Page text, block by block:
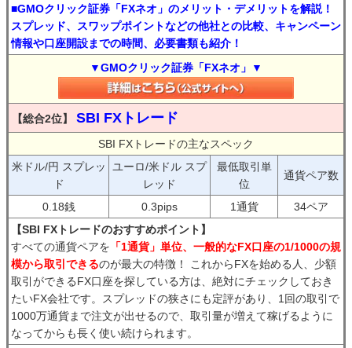
■GMOクリック証券「FXネオ」のメリット・デメリットを解説！
スプレッド、スワップポイントなどの他社との比較、キャンペーン
情報や口座開設までの時間、必要書類も紹介！
▼GMOクリック証券「FXネオ」▼
【総合2位】 SBI FXトレード
SBI FXトレードの主なスペック
米ドル/円 スプレッ
ド
ユーロ/米ドル スプ
レッド
最低取引単
位
通貨ペア数
0.18銭 0.3pips 1通貨
34ペア
【SBI FXトレードのおすすめポイント】
すべての通貨ペアを 「1通貨」単位、一般的なFX口座の1/1000の規
模から取引できるのが最大の特徴！ これからFXを始める人、少額
取引ができるFX口座を探している方は、絶対にチェックしておき
たいFX会社です。スプレッドの狭さにも定評があり、1回の取引で
1000万通貨まで注文が出せるので、取引量が増えて稼げるように
なってからも長く使い続けられます。